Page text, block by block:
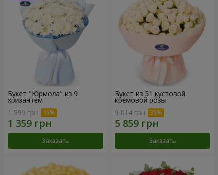
Букет "Юрмола" из 9
хризантем
1 599 грн
Заказать
Букет из 51 кустовой
кремовой розы
9 014 грн
Заказать